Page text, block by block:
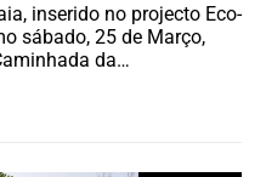
inserido no projecto Eco-
sábado, 25 de Março,
da…